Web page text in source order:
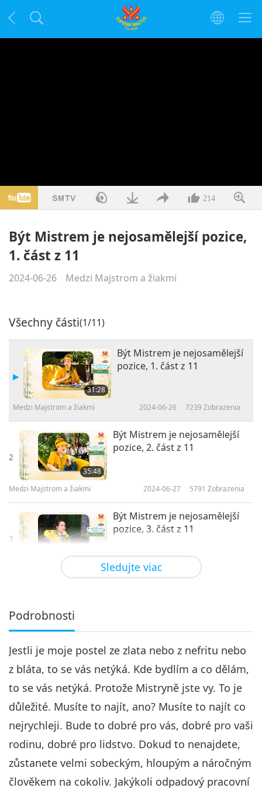
214
Být Mistrem je nejosamělejší pozice,
1. část z 11
2024-06-26 Medzi Majstrom a žiakmi
Sledujte viac
Všechny části(1/11)
31:28
Být Mistrem je nejosamělejší
pozice, 1. část z 11
Medzi Majstrom a žiakmi 2024-06-26 7239 Zobrazenia
2
35:48
Být Mistrem je nejosamělejší
pozice, 2. část z 11
Medzi Majstrom a žiakmi 2024-06-27 5791 Zobrazenia
3
Být Mistrem je nejosamělejší
pozice, 3. část z 11
Medzi Majstrom a žiakmi 2024-07-06 4895
4
28:57
Medzi Majstrom a žiakmi 2024-07-07 4729Zobrazenia
Být Mistrem je nejosamělejší
pozice, 5. část z 11
Medzi Majstrom a žiakmi 2024-07-08 Zobrazenia
6
Být Mistrem je nejosamělejší
pozice, 6. část z 11
Podrobnosti
Jestli je moje postel ze zlata nebo z nefritu nebo
z bláta, to se vás netýká. Kde bydlím a co dělám,
to se vás netýká. Protože Mistryně jste vy. To je
důležité. Musíte to najít, ano? Musíte to najít co
nejrychleji. Bude to dobré pro vás, dobré pro vaši
rodinu, dobré pro lidstvo. Dokud to nenajdete,
zůstanete velmi sobeckým, hloupým a náročným
člověkem na cokoliv. Jakýkoli odpadový pracovní